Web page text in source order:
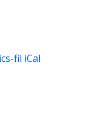
fil iCal